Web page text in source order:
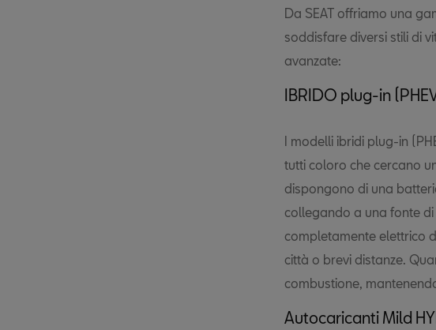
Da SEAT offriamo una
soddisfare diversi stili di
avanzate:
IBRIDO plug-in
I modelli ibridi plug-in
tutti coloro che cercano
dispongono di una
collegando a una fonte
completamente elettrico
città o brevi distanze.
combustione,
Autocaricanti Mild